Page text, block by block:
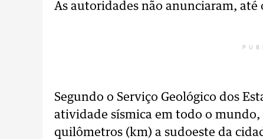
As autoridades não anunciaram,
Segundo o Serviço Geológico dos
atividade sísmica em todo o
quilômetros (km) a sudoeste da